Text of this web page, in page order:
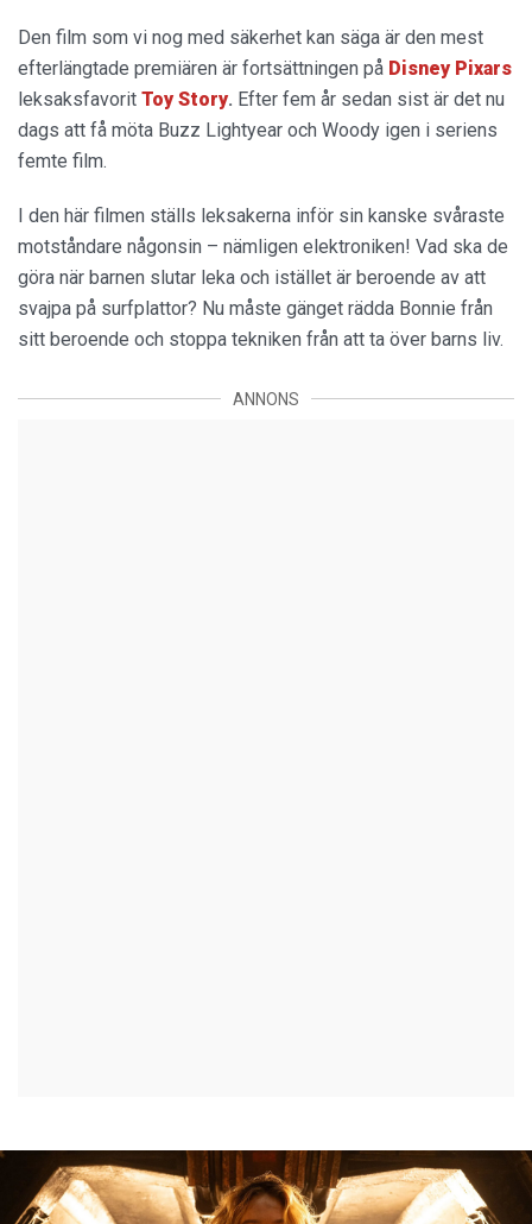
Den film som vi nog med säkerhet kan säga är den mest
efterlängtade premiären är fortsättningen på Disney Pixars
leksaksfavorit Toy Story. Efter fem år sedan sist är det nu
dags att få möta Buzz Lightyear och Woody igen i seriens
femte film.
I den här filmen ställs leksakerna inför sin kanske svåraste
motståndare någonsin – nämligen elektroniken! Vad ska de
göra när barnen slutar leka och istället är beroende av att
svajpa på surfplattor? Nu måste gänget rädda Bonnie från
sitt beroende och stoppa tekniken från att ta över barns liv.
ANNONS